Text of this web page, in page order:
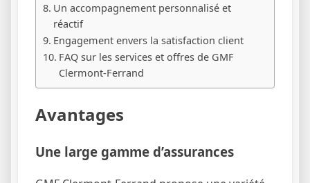
Un accompagnement personnalisé et
réactif
Engagement envers la satisfaction client
FAQ sur les services et offres de GMF
Clermont-Ferrand
Avantages
Une large gamme d’assurances